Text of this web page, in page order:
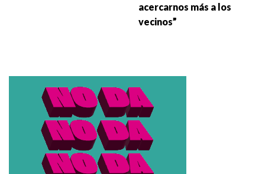
acercarnos más a los
vecinos”